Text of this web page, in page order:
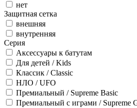
нет
Защитная сетка
внешняя
внутренняя
Серия
Аксессуары к батутам
Для детей / Kids
Классик / Classic
НЛО / UFO
Премиальный / Supreme Basic
Премиальный с играми / Supreme